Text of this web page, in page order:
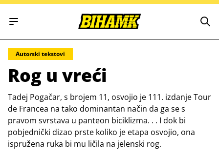
Open main menu
Autorski tekstovi
Rog u vreći
Tadej Pogačar, s brojem 11, osvojio je 111. izdanje Tour
de Francea na tako dominantan način da ga se s
pravom svrstava u panteon biciklizma. . . I dok bi
pobjednički dizao prste koliko je etapa osvojio, ona
ispružena ruka bi mu ličila na jelenski rog.